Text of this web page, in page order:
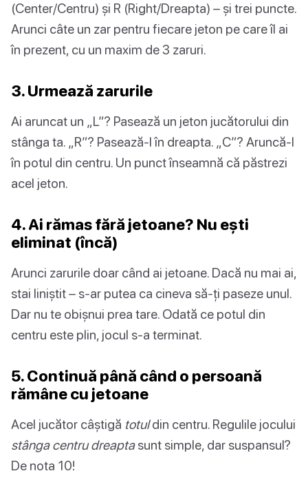
(Center/Centru) și R (Right/Dreapta) – și trei puncte.
Arunci câte un zar pentru fiecare jeton pe care îl ai
în prezent, cu un maxim de 3 zaruri.
3. Urmează zarurile
Ai aruncat un „L”? Pasează un jeton jucătorului din
stânga ta. „R”? Pasează-l în dreapta. „C”? Aruncă-l
în potul din centru. Un punct înseamnă că păstrezi
acel jeton.
4. Ai rămas fără jetoane? Nu ești
eliminat (încă)
Arunci zarurile doar când ai jetoane. Dacă nu mai ai,
stai liniștit – s-ar putea ca cineva să-ți paseze unul.
Dar nu te obișnui prea tare. Odată ce potul din
centru este plin, jocul s-a terminat.
5. Continuă până când o persoană
rămâne cu jetoane
Acel jucător câștigă totuldin centru. Regulile jocului
stânga centru dreaptasunt simple, dar suspansul?
De nota 10!